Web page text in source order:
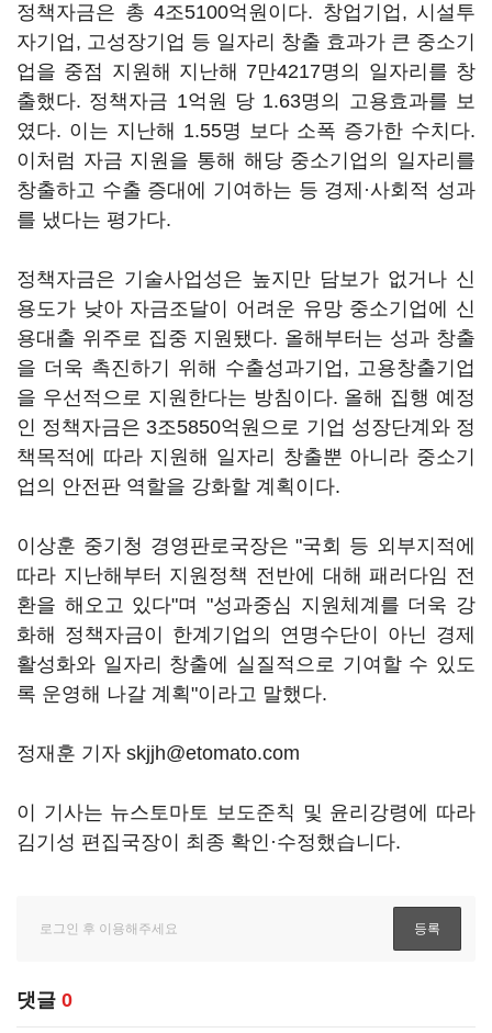
정책자금은 총 4조5100억원이다. 창업기업, 시설투
자기업, 고성장기업 등 일자리 창출 효과가 큰 중소기
업을 중점 지원해 지난해 7만4217명의 일자리를 창
출했다. 정책자금 1억원 당 1.63명의 고용효과를 보
였다. 이는 지난해 1.55명 보다 소폭 증가한 수치다.
이처럼 자금 지원을 통해 해당 중소기업의 일자리를
창출하고 수출 증대에 기여하는 등 경제·사회적 성과
를 냈다는 평가다.
정책자금은 기술사업성은 높지만 담보가 없거나 신
용도가 낮아 자금조달이 어려운 유망 중소기업에 신
용대출 위주로 집중 지원됐다. 올해부터는 성과 창출
을 더욱 촉진하기 위해 수출성과기업, 고용창출기업
을 우선적으로 지원한다는 방침이다. 올해 집행 예정
인 정책자금은 3조5850억원으로 기업 성장단계와 정
책목적에 따라 지원해 일자리 창출뿐 아니라 중소기
업의 안전판 역할을 강화할 계획이다.
이상훈 중기청 경영판로국장은 "국회 등 외부지적에
따라 지난해부터 지원정책 전반에 대해 패러다임 전
환을 해오고 있다"며 "성과중심 지원체계를 더욱 강
화해 정책자금이 한계기업의 연명수단이 아닌 경제
활성화와 일자리 창출에 실질적으로 기여할 수 있도
록 운영해 나갈 계획"이라고 말했다.
정재훈 기자 skjjh@etomato.com
이 기사는 뉴스토마토 보도준칙 및 윤리강령에 따라
김기성 편집국장이 최종 확인·수정했습니다.
댓글 0